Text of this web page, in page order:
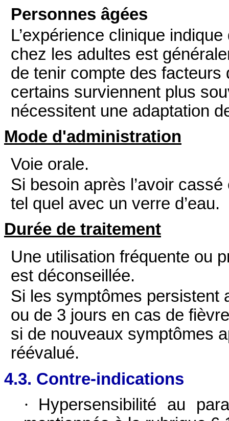
Personnes âgées
L’expérience clinique
chez les adultes est
de tenir compte des
certains surviennent plus
nécessitent une adaptation
Mode d'administration
Voie orale.
Si besoin après l’avoir
tel quel avec un verre d’eau.
Durée de traitement
Une utilisation fréquente ou
est déconseillée.
Si les symptômes persistent
ou de 3 jours en cas de
si de nouveaux symptômes
réévalué.
4.3. Contre-indications
·
Hypersensibilité au